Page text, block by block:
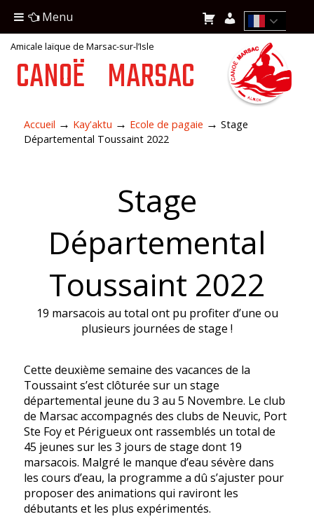
Amicale laïque de Marsac-sur-l’Isle
CANOË MARSAC
Accueil → Kay'aktu → Ecole de pagaie → Stage
Départemental Toussaint 2022
Stage
Départemental
Toussaint 2022
19 marsacois au total ont pu profiter d’une ou
plusieurs journées de stage !
Cette deuxième semaine des vacances de la
Toussaint s’est clôturée sur un stage
départemental jeune du 3 au 5 Novembre. Le club
de Marsac accompagnés des clubs de Neuvic, Port
Ste Foy et Périgueux ont rassemblés un total de
45 jeunes sur les 3 jours de stage dont 19
marsacois. Malgré le manque d’eau sévère dans
les cours d’eau, la programme a dû s’ajuster pour
proposer des animations qui raviront les
débutants et les plus expérimentés.
Menu